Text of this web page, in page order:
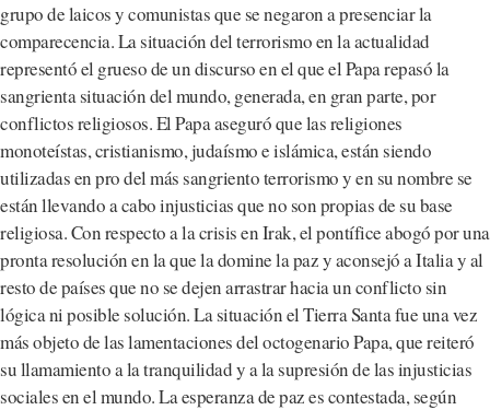
grupo de laicos y comunistas que se negaron a presenciar la
comparecencia. La situación del terrorismo en la actualidad
representó el grueso de un discurso en el que el Papa repasó la
sangrienta situación del mundo, generada, en gran parte, por
conflictos religiosos. El Papa aseguró que las religiones
monoteístas, cristianismo, judaísmo e islámica, están siendo
utilizadas en pro del más sangriento terrorismo y en su nombre se
están llevando a cabo injusticias que no son propias de su base
religiosa. Con respecto a la crisis en Irak, el pontífice abogó por una
pronta resolución en la que la domine la paz y aconsejó a Italia y al
resto de países que no se dejen arrastrar hacia un conflicto sin
lógica ni posible solución. La situación el Tierra Santa fue una vez
más objeto de las lamentaciones del octogenario Papa, que reiteró
su llamamiento a la tranquilidad y a la supresión de las injusticias
sociales en el mundo. La esperanza de paz es contestada, según